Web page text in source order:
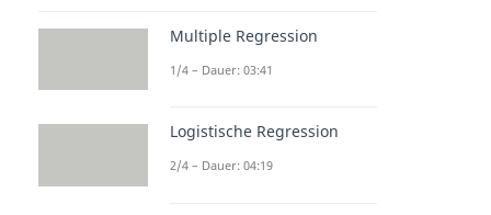
Multiple Regression
1/4 – Dauer: 03:41
Logistische Regression
2/4 – Dauer: 04:19